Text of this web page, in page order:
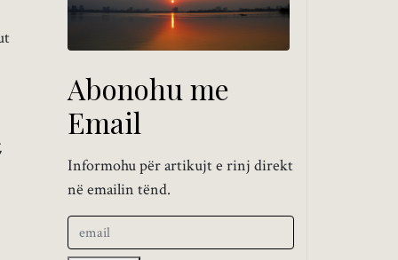
Abonohu me
Email
Informohu për artikujt e rinj direkt
në emailin tënd.